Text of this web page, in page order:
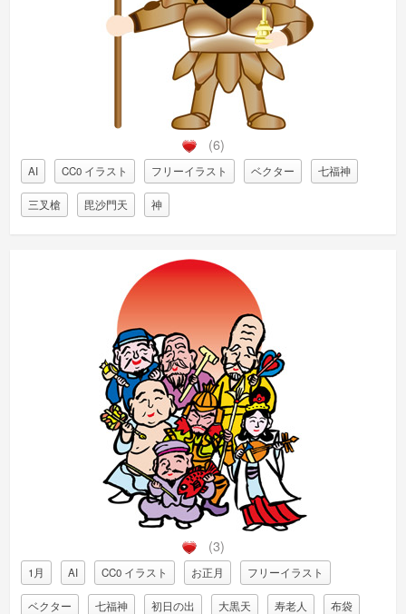
(6)
AI CC0 イラスト フリーイラスト ベクター 七福神
三叉槍 毘沙門天 神
(3)
1月 AI CC0 イラスト お正月 フリーイラスト
ベクター 七福神 初日の出 大黒天 寿老人 布袋